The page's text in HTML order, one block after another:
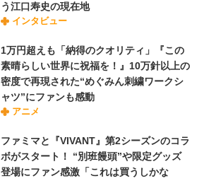
う江口寿史の現在地
インタビュー
1万円超えも「納得のクオリティ」『この
素晴らしい世界に祝福を！』10万針以上の
密度で再現された“めぐみん刺繍ワークシ
ャツ”にファンも感動
アニメ
ファミマと『VIVANT』第2シーズンのコラ
ボがスタート！ “別班饅頭”や限定グッズ
登場にファン感激「これは買うしかな